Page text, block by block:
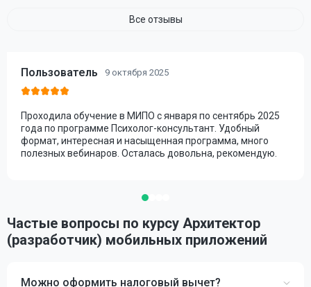
Все отзывы
Пользователь 9 октября 2025
Проходила обучение в МИПО с января по сентябрь 2025
года по программе Психолог-консультант. Удобный
формат, интересная и насыщенная программа, много
полезных вебинаров. Осталась довольна, рекомендую.
Частые вопросы по курсу Архитектор
(разработчик) мобильных приложений
Можно оформить налоговый вычет?